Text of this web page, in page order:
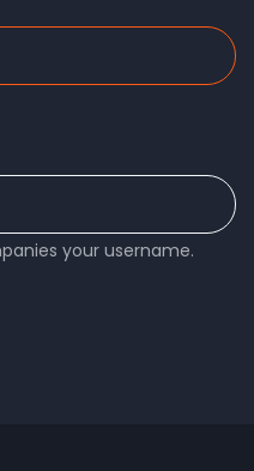
your username.